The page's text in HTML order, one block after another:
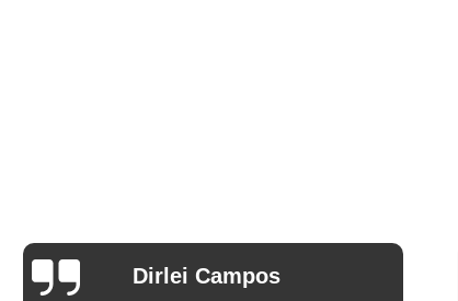
Camisa Social Masculina
Dirlei Campos